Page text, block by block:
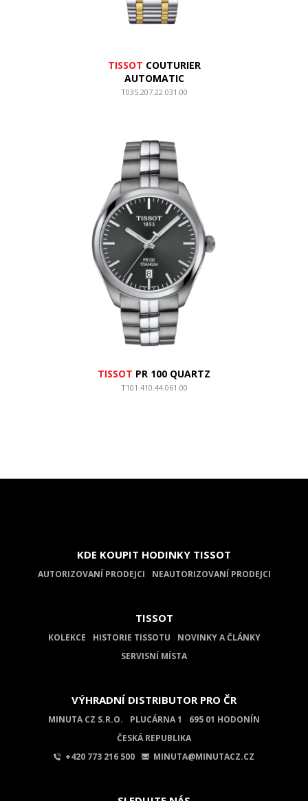
TISSOT COUTURIER
AUTOMATIC
T035.207.22.031.00
TISSOT PR 100 QUARTZ
T101.410.44.061.00
KDE KOUPIT HODINKY TISSOT
AUTORIZOVANÍ PRODEJCI NEAUTORIZOVANÍ PRODEJCI
TISSOT
KOLEKCE HISTORIE TISSOTU
NOVINKY A ČLÁNKY
SERVISNÍ MÍSTA
VÝHRADNÍ DISTRIBUTOR PRO ČR
MINUTA CZ S.R.O. PLUCÁRNA 1
695 01 HODONÍN
ČESKÁ REPUBLIKA
+420 773 216 500
MINUTA@MINUTACZ.CZ